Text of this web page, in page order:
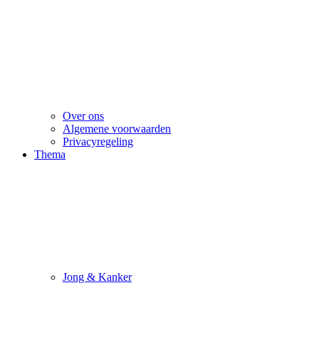
Over ons
Algemene voorwaarden
Privacyregeling
Thema
Jong & Kanker